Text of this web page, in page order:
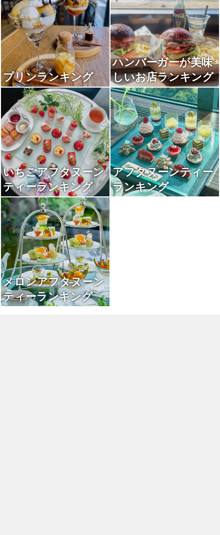
プリンランキング
ハンバーガーが美味
しいお店ランキング
いちごアフタヌーン
ティーランキング
アフタヌーンティー
ランキング
メロンアフタヌーン
ティーランキング